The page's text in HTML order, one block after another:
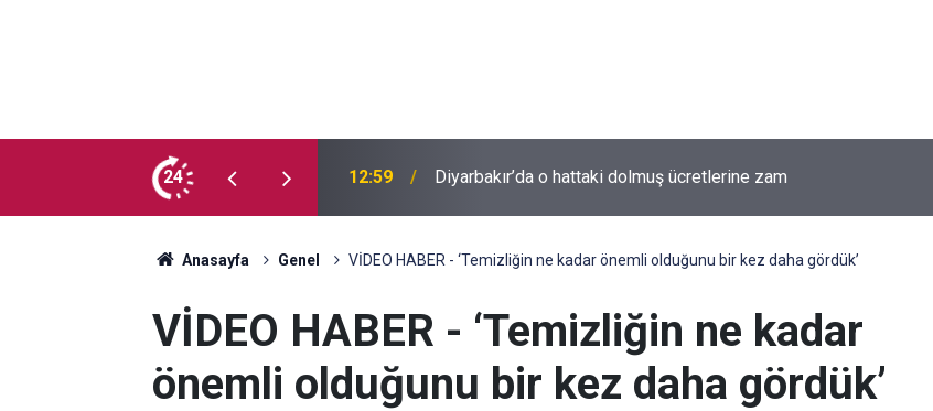
24 11:58 Diyarbakır'da yıllardır kimliği bilinmeyen mezar yeniden gündemde
Anasayfa Genel VİDEO HABER - ‘Temizliğin ne kadar önemli olduğunu bir kez daha gördük’
VİDEO HABER - ‘Temizliğin ne kadar
önemli olduğunu bir kez daha gördük’